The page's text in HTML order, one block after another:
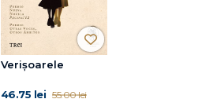
Verișoarele
46.75 lei 55.00 lei